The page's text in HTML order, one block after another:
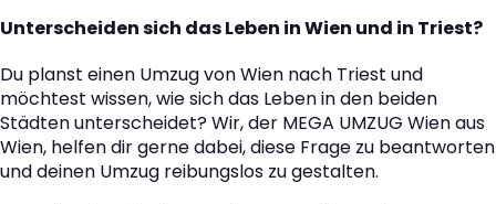
Unterscheiden sich das Leben in Wien und in Triest?
Du planst einen Umzug von Wien nach Triest und
möchtest wissen, wie sich das Leben in den beiden
Städten unterscheidet? Wir, der MEGA UMZUG Wien aus
Wien, helfen dir gerne dabei, diese Frage zu beantworten
und deinen Umzug reibungslos zu gestalten.